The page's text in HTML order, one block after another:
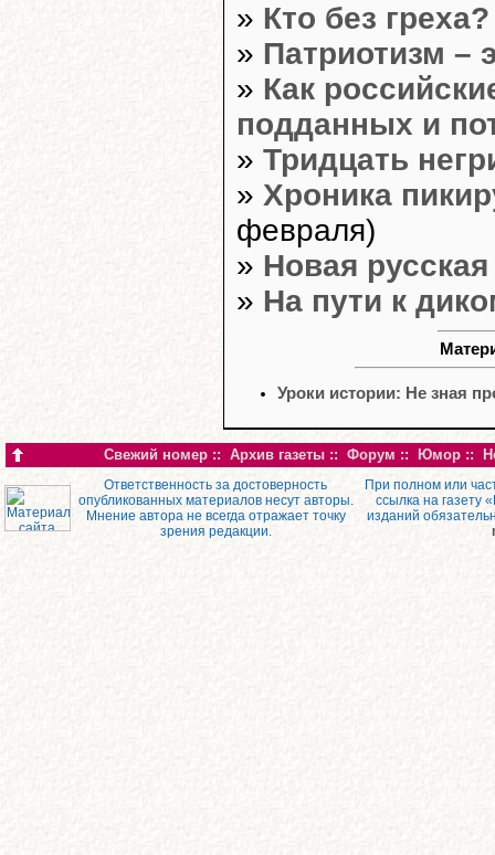
» Кто без греха?
» Патриотизм –
» Как
подданных и
» Тридцать
» Хроника
февраля)
» Новая русская
» На пути к
Уроки истории: Не зная
Свежий номер :: Архив газеты :: Форум :: Юмор ::
Ответственность за достоверность
опубликованных материалов несут авторы.
Мнение автора не всегда отражает точку
зрения редакции.
При полном или
ссылка на газету
изданий